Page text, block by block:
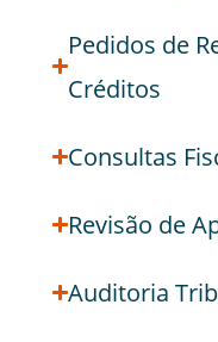
Pedidos de
Créditos
Consultas
Revisão de
Auditoria